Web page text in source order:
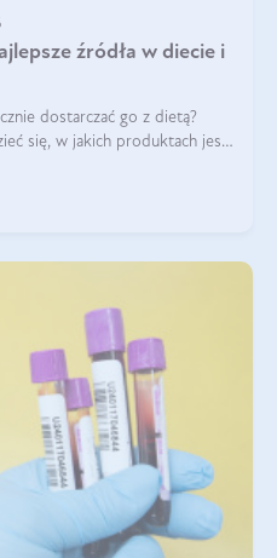
źródła w diecie i
dostarczać go z dietą?
się, w jakich produktach jest